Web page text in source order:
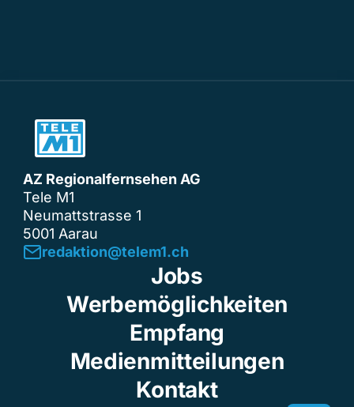
AZ Regionalfernsehen AG
Tele M1
Neumattstrasse 1
5001 Aarau
redaktion@telem1.ch
Jobs
Werbemöglichkeiten
Empfang
Medienmitteilungen
Kontakt